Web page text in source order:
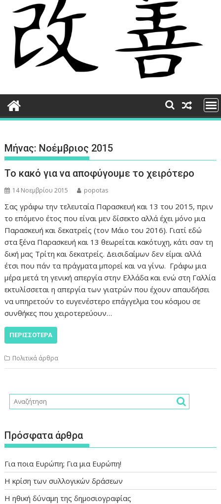
Μήνας: Νοέμβριος 2015
Το κακό για να αποφύγουμε το χειρότερο
14 Νοεμβρίου 2015 popotas
Σας γράφω την τελευταία Παρασκευή και 13 του 2015, πριν
το επόμενο έτος που είναι μεν δίσεκτο αλλά έχει μόνο μια
Παρασκευή και δεκατρείς (τον Μάιο του 2016). Γιατί εδώ
στα ξένα Παρασκευή και 13 θεωρείται κακότυχη, κάτι σαν τη
δική μας Τρίτη και δεκατρείς. Δεισιδαίμων δεν είμαι αλλά
έτσι που πάν τα πράγματα μπορεί και να γίνω. Γράφω μια
μέρα μετά τη γενική απεργία στην Ελλάδα και ενώ στη Γαλλία
εκτυλίσσεται η απεργία των γιατρών που έχουν απαυδήσει
να υπηρετούν το ευγενέστερο επάγγελμα του κόσμου σε
συνθήκες που χειροτερεύουν…
ΠΕΡΙΣΣΌΤΕΡΑ
Πολιτικά άρθρα
Πρόσφατα άρθρα
Για ποια Ευρώπη; Για μια Ευρώπη!
Η κρίση των συλλογικών δράσεων
Η ηθική δύναμη της δημοσιογραφίας